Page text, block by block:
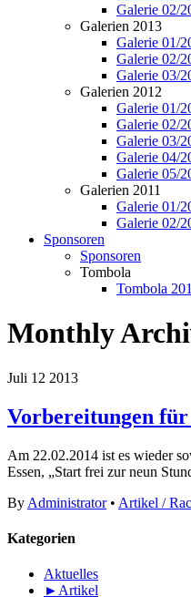
Galerie 02/
Galerien 2013
Galerie 01/
Galerie 02/
Galerie 03/
Galerien 2012
Galerie 01/
Galerie 02/
Galerie 03/
Galerie 04/
Galerie 05/
Galerien 2011
Galerie 01/
Galerie 02/
Sponsoren
Sponsoren
Tombola
Tombola
Monthly
Juli 12 2013
Vorbereitungen für
Am 22.02.2014 ist es wieder
Essen, „Start frei zur neun
By Administrator• Artikel /
Kategorien
Aktuelles
► Artikel